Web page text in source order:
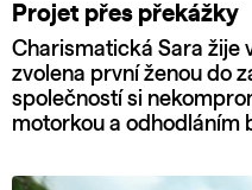
Projet přes překážky
Charismatická Sara žije
zvolena první ženou do
společností si
motorkou a odhodláním